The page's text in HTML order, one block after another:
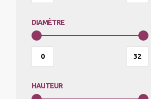
MIXER PLONGEANT/MIXER
PROFESSIONNEL/BLIXER
DIAMÈTRE
HAUTEUR